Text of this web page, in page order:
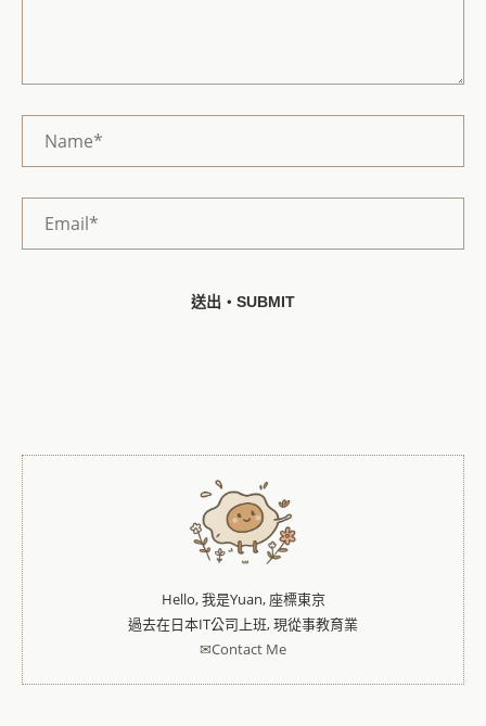
Hello, 我是Yuan, 座標東京
過去在日本IT公司上班, 現從事教育業
✉Contact Me